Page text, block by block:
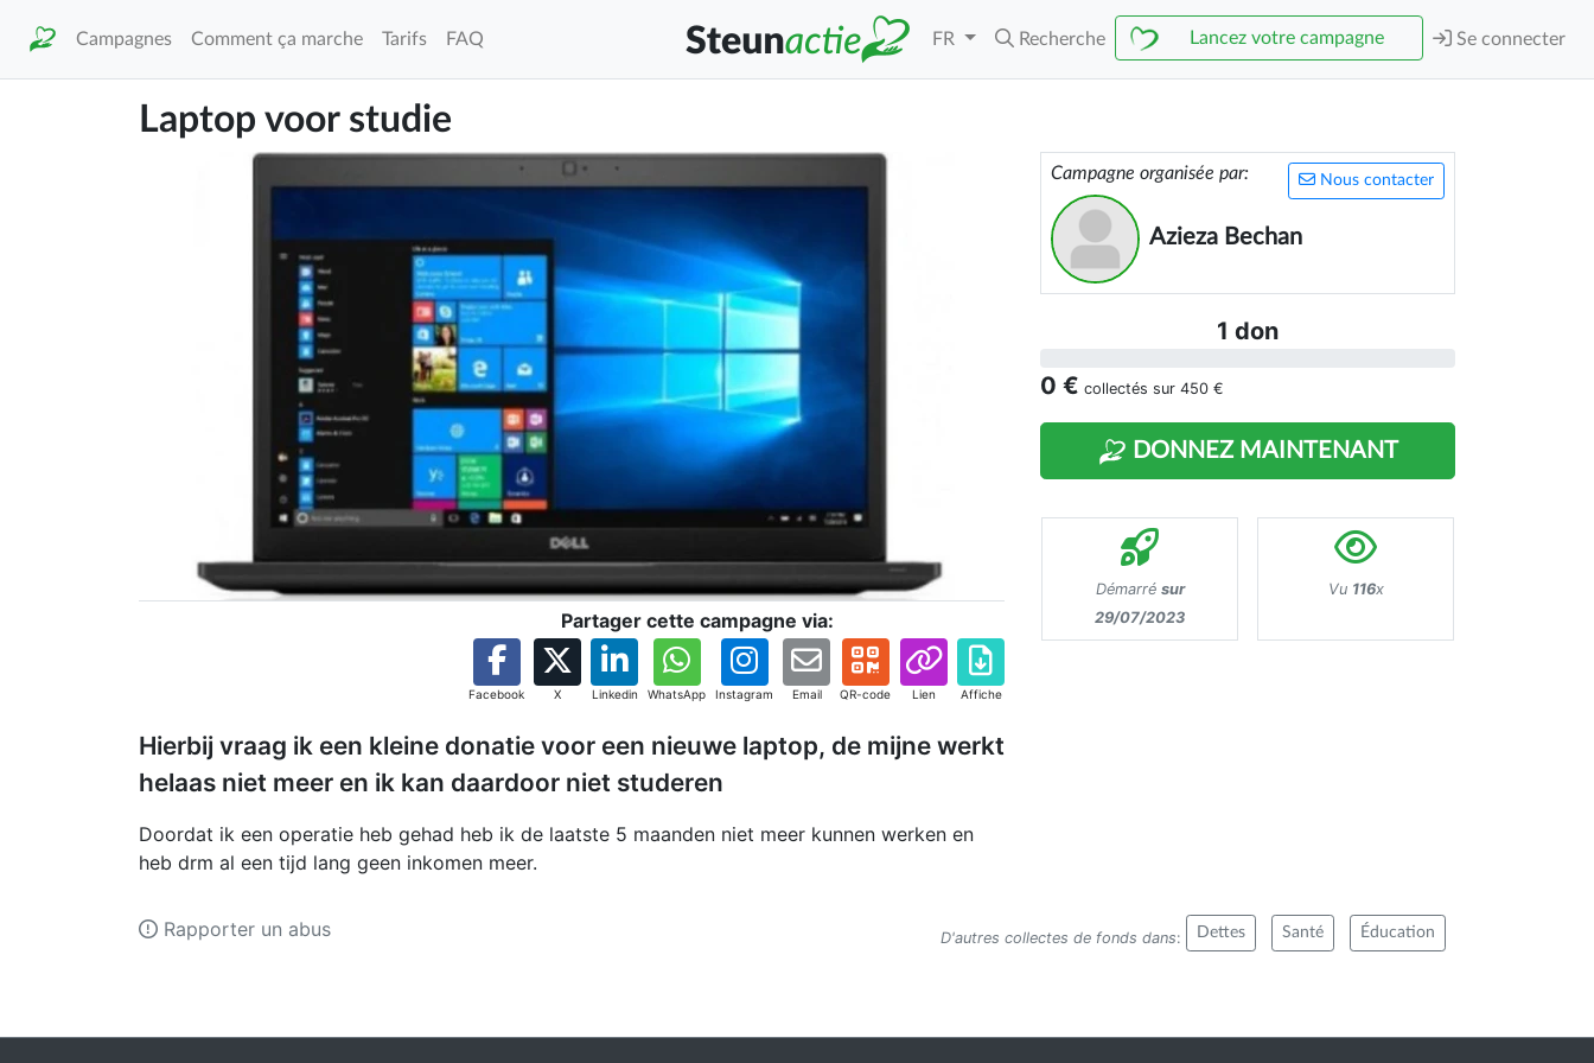
Campagnes Comment ça marche Tarifs FAQ FR Recherche Lancez votre campagne Se connecter
Laptop voor studie
Partager cette campagne via:
Facebook X Linkedin WhatsApp Instagram Email QR-code Lien Affiche
Hierbij vraag ik een kleine donatie voor een nieuwe laptop, de mijne werkt
helaas niet meer en ik kan daardoor niet studeren
Doordat ik een operatie heb gehad heb ik de laatste 5 maanden niet meer kunnen werken en
heb drm al een tijd lang geen inkomen meer.
Nous contacter
Campagne organisée par:
Azieza Bechan
1 don
0 € collectés sur 450 €
DONNEZ MAINTENANT
Démarré sur
29/07/2023
Vu 116x
D'autres collectes de fonds dans: Dettes Santé Éducation
Rapporter un abus